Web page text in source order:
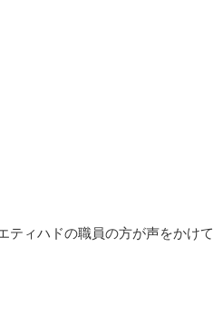
ティハドの職員の方が声をかけて